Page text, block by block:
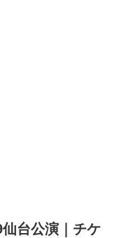
台公演｜チケ